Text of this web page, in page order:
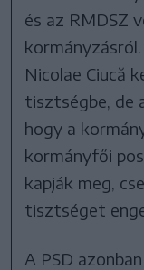
és az RMDSZ
Nicolae Ciucă
tisztségbe, de
hogy a
kormányfői
kapják meg,
tisztséget
A PSD